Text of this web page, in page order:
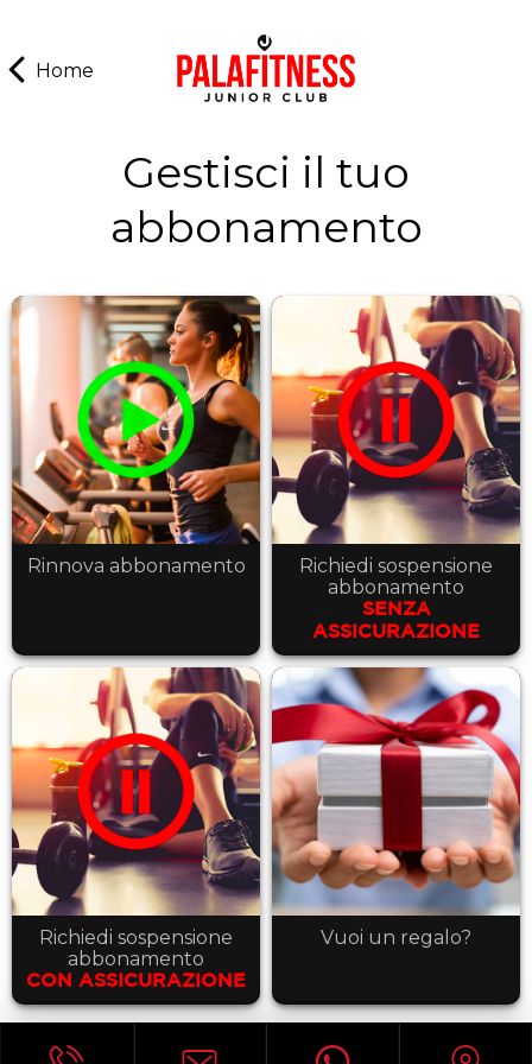
Home
Gestisci il tuo
abbonamento
Rinnova abbonamento
Richiedi sospensione
abbonamento
SENZA
ASSICURAZIONE
Richiedi sospensione
abbonamento
CON ASSICURAZIONE
Vuoi un regalo?